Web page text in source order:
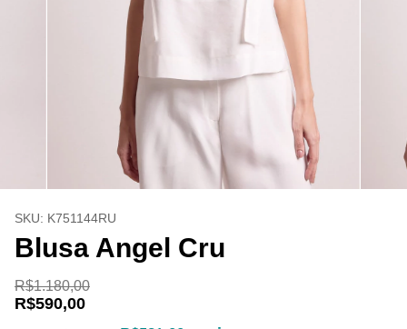
SKU: K751144RU
Blusa Angel Cru
R$1.180,00
R$590,00